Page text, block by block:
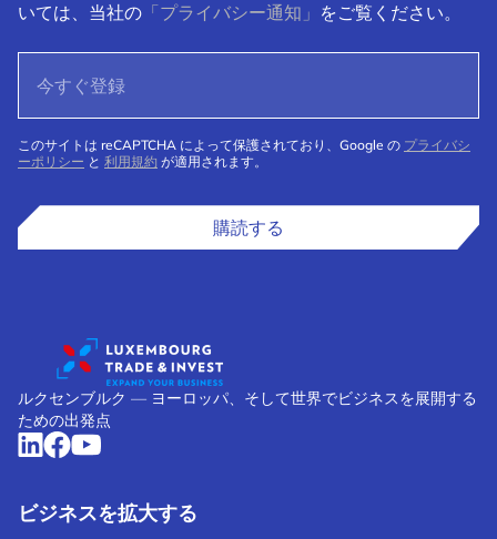
いては、当社の 「プライバシー通知」 をご覧ください。
このサイトは reCAPTCHA によって保護されており、Google の プライバシ
ーポリシー と 利用規約 が適用されます。
購読する
ルクセンブルク ― ヨーロッパ、そして世界でビジネスを展開する
ための出発点
ビジネスを拡大する